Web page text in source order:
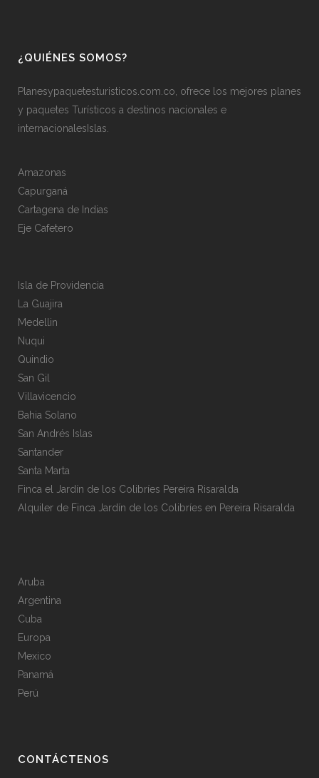
¿QUIÉNES SOMOS?
Planesypaquetesturisticos.com.co, ofrece los mejores planes
y paquetes Turísticos a destinos nacionales e
internacionalesIslas.
Amazonas
Capurganá
Cartagena de Indias
Eje Cafetero
Isla de Providencia
La Guajira
Medellin
Nuqui
Quindio
San Gil
Villavicencio
Bahia Solano
San Andrés Islas
Santander
Santa Marta
Finca el Jardín de los Colibríes Pereira Risaralda
Alquiler de Finca Jardín de los Colibríes en Pereira Risaralda
Aruba
Argentina
Cuba
Europa
Mexico
Panamá
Perú
CONTÁCTENOS